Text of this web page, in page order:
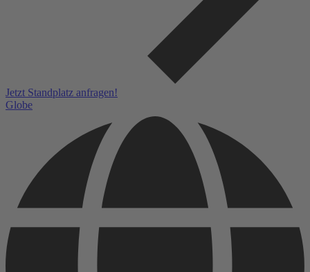
Jetzt Standplatz anfragen!
Globe